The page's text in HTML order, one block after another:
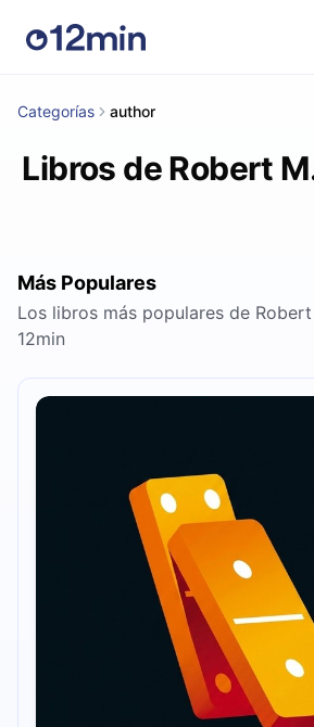
Categorías author
Libros de Robert
Más Populares
Los libros más populares de
12min